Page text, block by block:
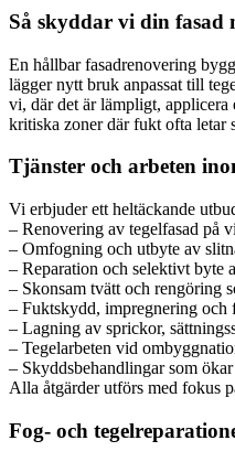
Så skyddar vi din fasad
En hållbar fasadrenovering
lägger nytt bruk anpassat till
vi, där det är lämpligt, applicera
kritiska zoner där fukt ofta letar
Tjänster och arbeten
Vi erbjuder ett heltäckande
– Renovering av tegelfasad på
– Omfogning och utbyte av
– Reparation och selektivt byte
– Skonsam tvätt och rengöring
– Fuktskydd, impregnering
– Lagning av sprickor,
– Tegelarbeten vid
– Skyddsbehandlingar som
Alla åtgärder utförs med fokus
Fog- och